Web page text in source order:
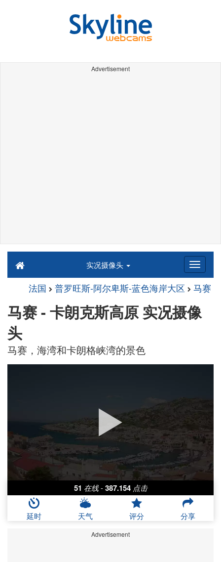
Advertisement
实况摄像头
法国 普罗旺斯-阿尔卑斯-蓝色海岸大区 马赛
马赛 - 卡朗克斯高原 实况摄像
头
马赛，海湾和卡朗格峡湾的景色
51 在线 - 387.154 点击
延时 天气 评分 分享
Advertisement